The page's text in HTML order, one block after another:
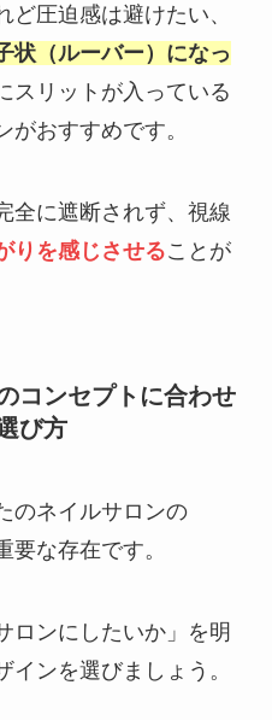
圧迫感は避けたい、
状（ルーバー）になっ
スリットが入っている
おすすめです。
全に遮断されず、視線
りを感じさせることが
コンセプトに合わせ
び方
のネイルサロンの
要な存在です。
ロンにしたいか」を明
ンを選びましょう。